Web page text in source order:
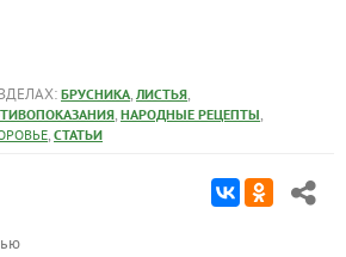
БРУСНИКА, ЛИСТЬЯ,
, НАРОДНЫЕ РЕЦЕПТЫ,
, СТАТЬИ